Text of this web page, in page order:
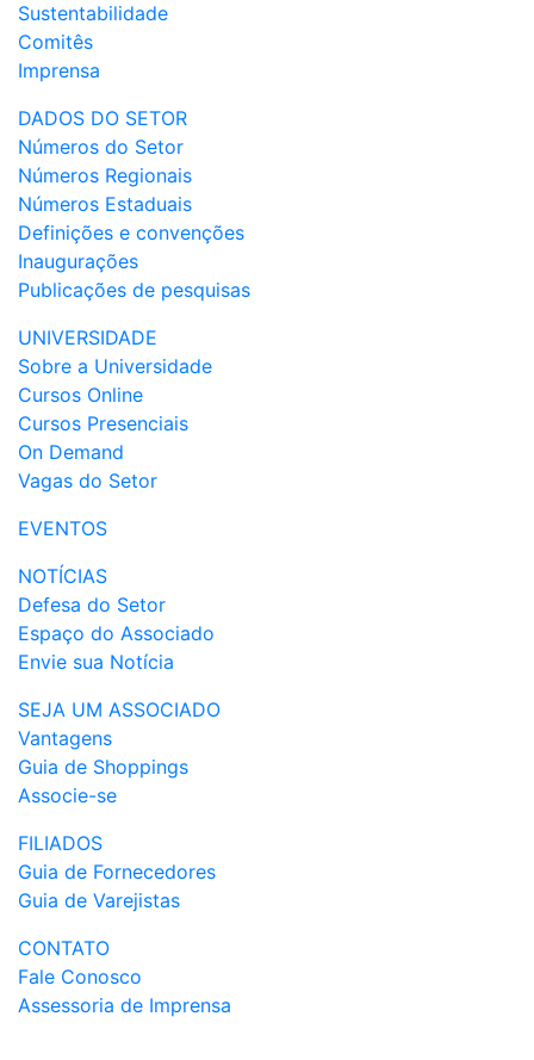
Sustentabilidade
Comitês
Imprensa
DADOS DO SETOR
Números do Setor
Números Regionais
Números Estaduais
Definições e convenções
Inaugurações
Publicações de pesquisas
UNIVERSIDADE
Sobre a Universidade
Cursos Online
Cursos Presenciais
On Demand
Vagas do Setor
EVENTOS
NOTÍCIAS
Defesa do Setor
Espaço do Associado
Envie sua Notícia
SEJA UM ASSOCIADO
Vantagens
Guia de Shoppings
Associe-se
FILIADOS
Guia de Fornecedores
Guia de Varejistas
CONTATO
Fale Conosco
Assessoria de Imprensa